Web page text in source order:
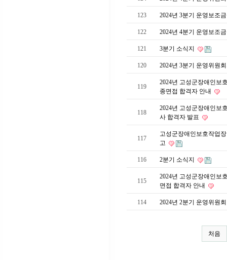
123 2024년 3분기 운영보조
122 2024년 4분기 운영보조
121 3분기 소식지
120 2024년 3분기 운영위원
119
2024년 고성군장애인보
종면접 합격자 안내
118
2024년 고성군장애인보
사 합격자 발표
117
고성군장애인보호작업
고
116 2분기 소식지
115
2024년 고성군장애인보
면접 합격자 안내
114 2024년 2분기 운영위원
처음